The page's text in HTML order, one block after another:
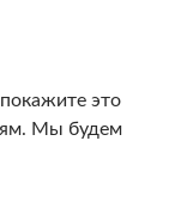
это
Мы будем